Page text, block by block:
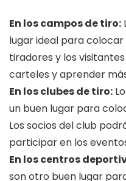
En los campos de tiro:
lugar ideal para
tiradores y los
carteles y aprender
En los clubes de tiro:
un buen lugar para
Los socios del club
participar en los
En los centros
son otro buen lugar